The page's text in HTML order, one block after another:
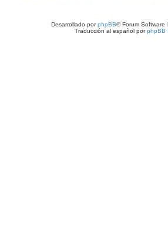
Desarrollado porphpBB® Forum Software
Traducción al español porphpBB